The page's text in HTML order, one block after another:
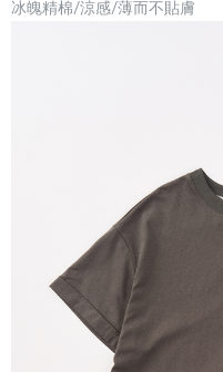
冰魄精棉/涼感/薄而不貼膚